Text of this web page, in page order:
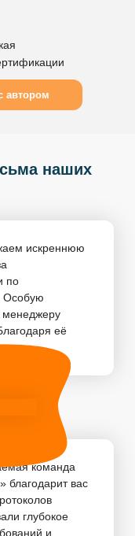
автором
наших
искреннюю
по
Особую
менеджеру
её
пр...
команда
благодарит вас
глубокое
и